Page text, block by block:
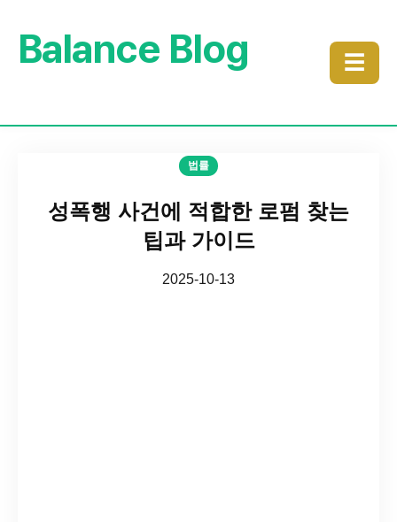
Balance Blog ☰
법률
성폭행 사건에 적합한 로펌 찾는
팁과 가이드
2025-10-13